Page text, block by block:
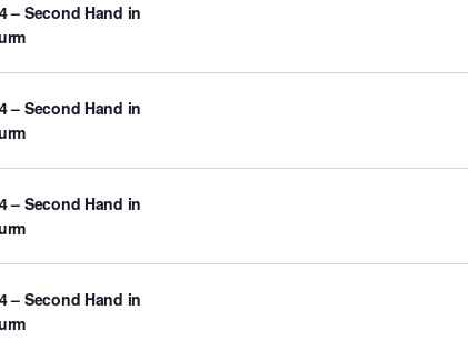
– Second Hand in
– Second Hand in
– Second Hand in
– Second Hand in